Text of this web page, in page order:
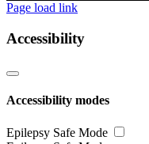
Page load link
Accessibility
Accessibility modes
Epilepsy Safe Mode